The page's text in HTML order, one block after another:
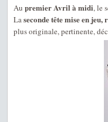
Au premier Avril à midi, le
Laseconde tête mise en
plus originale, pertinente,